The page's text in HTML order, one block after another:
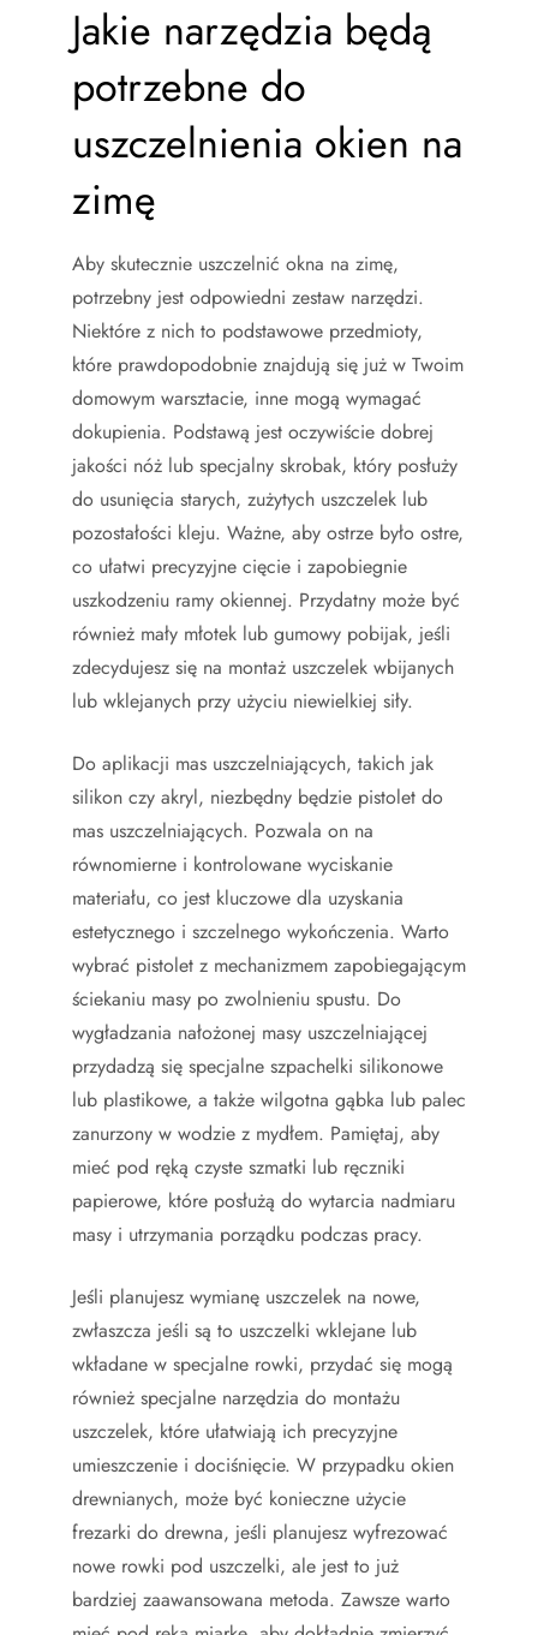
Jakie narzędzia będą
potrzebne do
uszczelnienia okien na
zimę
Aby skutecznie uszczelnić okna na zimę,
potrzebny jest odpowiedni zestaw narzędzi.
Niektóre z nich to podstawowe przedmioty,
które prawdopodobnie znajdują się już w Twoim
domowym warsztacie, inne mogą wymagać
dokupienia. Podstawą jest oczywiście dobrej
jakości nóż lub specjalny skrobak, który posłuży
do usunięcia starych, zużytych uszczelek lub
pozostałości kleju. Ważne, aby ostrze było ostre,
co ułatwi precyzyjne cięcie i zapobiegnie
uszkodzeniu ramy okiennej. Przydatny może być
również mały młotek lub gumowy pobijak, jeśli
zdecydujesz się na montaż uszczelek wbijanych
lub wklejanych przy użyciu niewielkiej siły.
Do aplikacji mas uszczelniających, takich jak
silikon czy akryl, niezbędny będzie pistolet do
mas uszczelniających. Pozwala on na
równomierne i kontrolowane wyciskanie
materiału, co jest kluczowe dla uzyskania
estetycznego i szczelnego wykończenia. Warto
wybrać pistolet z mechanizmem zapobiegającym
ściekaniu masy po zwolnieniu spustu. Do
wygładzania nałożonej masy uszczelniającej
przydadzą się specjalne szpachelki silikonowe
lub plastikowe, a także wilgotna gąbka lub palec
zanurzony w wodzie z mydłem. Pamiętaj, aby
mieć pod ręką czyste szmatki lub ręczniki
papierowe, które posłużą do wytarcia nadmiaru
masy i utrzymania porządku podczas pracy.
Jeśli planujesz wymianę uszczelek na nowe,
zwłaszcza jeśli są to uszczelki wklejane lub
wkładane w specjalne rowki, przydać się mogą
również specjalne narzędzia do montażu
uszczelek, które ułatwiają ich precyzyjne
umieszczenie i dociśnięcie. W przypadku okien
drewnianych, może być konieczne użycie
frezarki do drewna, jeśli planujesz wyfrezować
nowe rowki pod uszczelki, ale jest to już
bardziej zaawansowana metoda. Zawsze warto